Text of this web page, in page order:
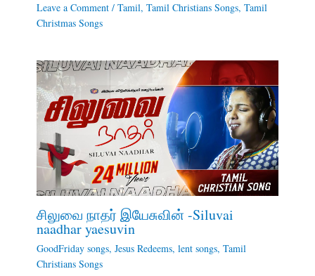
Leave a Comment / Tamil, Tamil Christians Songs, Tamil
Christmas Songs
சிலுவை நாதர் இயேசுவின் -Siluvai
naadhar yaesuvin
GoodFriday songs, Jesus Redeems, lent songs, Tamil
Christians Songs